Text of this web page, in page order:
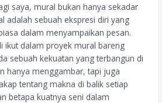
saya, mural bukan hanya sekadar
adalah sebuah ekspresi diri yang
dalam menyampaikan pesan.
ikut dalam proyek mural bareng
sebuah kekuatan yang terbangun di
hanya menggambar, tapi juga
tentang makna di balik setiap
betapa kuatnya seni dalam